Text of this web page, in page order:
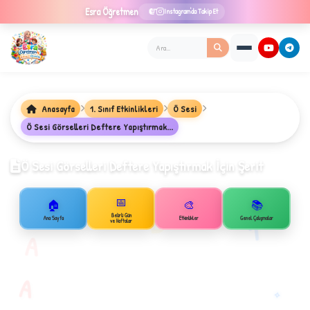
Esra Öğretmen Instagram'da Takip Et
B
★
✧
Anasayfa 1. Sınıf Etkinlikleri
Ö Sesi
Ö Sesi Görselleri Deftere Yapıştırmak...
Ö Sesi Görselleri Deftere Yapıştırmak İçin Şerit
🏠
Ana Sayfa
📅
Belirli Gün
ve Haftalar
🎨
Etkinlikler
📚
Genel Çalışmalar
1